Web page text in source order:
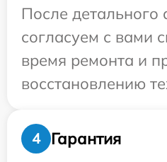
После
согласуем с вами
время ремонта и
восстановлению
4
Гарантия